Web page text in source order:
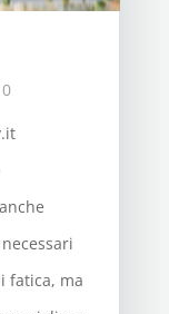
fatica, ma